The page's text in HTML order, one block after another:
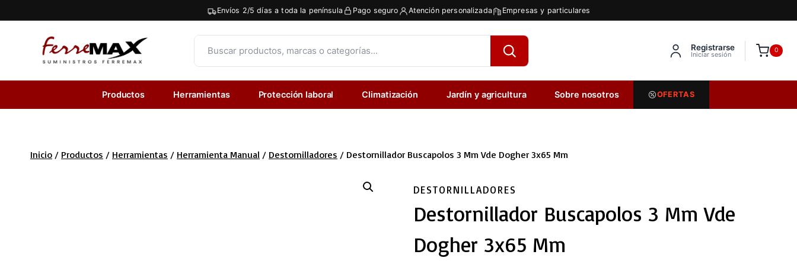
al
contenido
Envíos 2/5 días a toda la península Pago seguro Atención personalizada Empresas y particulares
Registrarse
Iniciar sesión 0
Productos Herramientas Protección laboral Climatización Jardín y agricultura Sobre nosotros OFERTAS
Inicio / Productos / Herramientas / Herramienta Manual / Destornilladores / Destornillador Buscapolos 3 Mm Vde Dogher 3x65 Mm
DESTORNILLADORES
Destornillador Buscapolos 3 Mm Vde
Dogher 3x65 Mm